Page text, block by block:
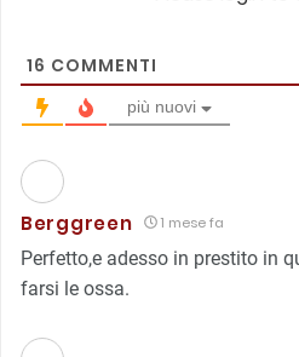
16 COMMENTI
più nuovi
Berggreen 1 mese fa
Perfetto,e adesso in prestito in
farsi le ossa.